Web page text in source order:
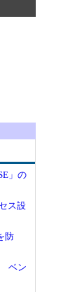
」の
ス設
防
ベン